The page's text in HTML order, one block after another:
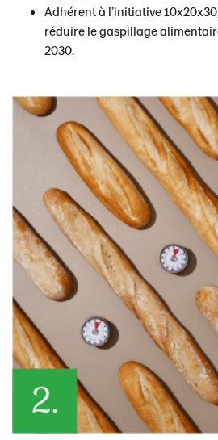
Adhérent à l’initiative
réduire le gaspillage
2030.